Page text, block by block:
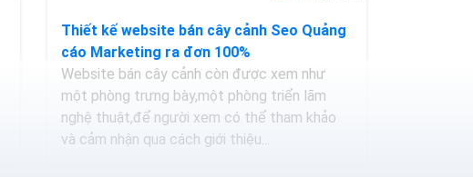
Thiết kế website bán cây cảnh Seo Quảng
cáo Marketing ra đơn 100%
Website bán cây cảnh còn được xem như
một phòng trưng bày,một phòng triển lãm
nghệ thuật,để người xem có thể tham khảo
và cảm nhận qua cách giới thiệu...